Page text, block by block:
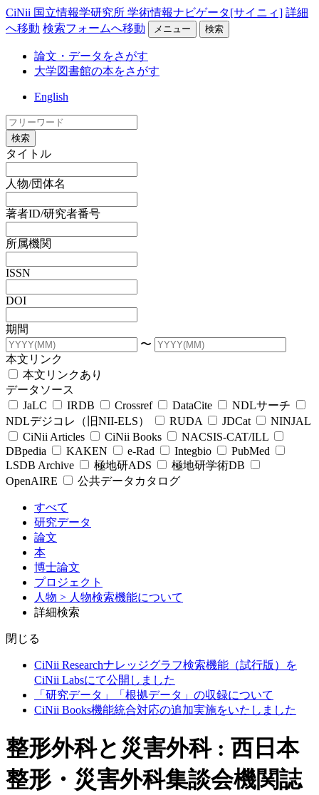
CiNii 国立情報学研究所 学術情報ナビゲータ[サイニィ] 詳細
へ移動 検索フォームへ移動 メニュー 検索
論文・データをさがす
大学図書館の本をさがす
English
検索
タイトル
人物/団体名
著者ID/研究者番号
所属機関
ISSN
DOI
期間
〜
本文リンク
本文リンクあり
データソース
JaLC
IRDB Crossref DataCite
NDLサーチ
NDLデジコレ（旧NII-ELS）
RUDA JDCat
NINJAL
CiNii Articles
CiNii Books
NACSIS-CAT/ILL
DBpedia
KAKEN e-Rad Integbio
PubMed
LSDB Archive
極地研ADS
極地研学術DB
OpenAIRE
公共データカタログ
すべて
研究データ
論文
本
博士論文
プロジェクト
人物 > 人物検索機能について
詳細検索
閉じる
CiNii Researchナレッジグラフ検索機能（試行版）を
CiNii Labsにて公開しました
「研究データ」「根拠データ」の収録について
CiNii Books機能統合対応の追加実施をいたしました
整形外科と災害外科 : 西日本
整形・災害外科集談会機関誌